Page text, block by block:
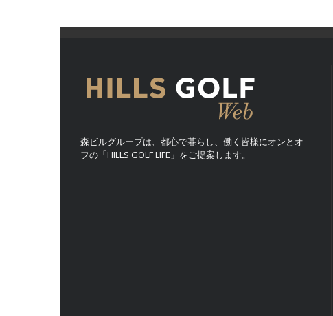
森ビルグループは、都心で暮らし、働く皆様にオンとオ
フの「HILLS GOLF LIFE」をご提案します。